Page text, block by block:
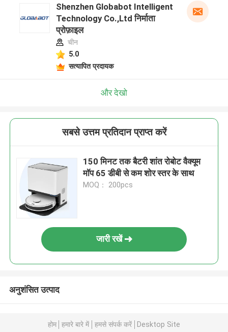
Shenzhen Globabot Intelligent
Technology Co.,Ltd निर्माता
प्रोफ़ाइल
चीन
5.0
सत्यापित प्रदायक
और देखो
सबसे उत्तम प्रतिदान प्राप्त करें
150 मिनट तक बैटरी शांत रोबोट वैक्यूम
मॉप 65 डीबी से कम शोर स्तर के साथ
MOQ： 200pcs
जारी रखें
अनुशंसित उत्पाद
होम हमारे बारे में हमसे संपर्क करें Desktop Site